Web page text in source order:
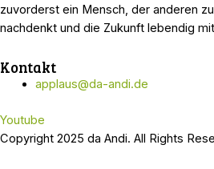
zuvorderst ein Mensch, der anderen
nachdenkt und die Zukunft lebendig
Kontakt
applaus@da-andi.de
Youtube
Copyright 2025 da Andi. All Rights